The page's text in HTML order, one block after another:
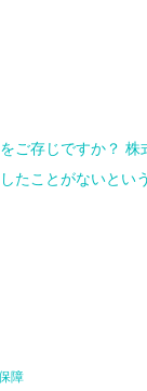
ご存じですか？ 株
したことがないと
障